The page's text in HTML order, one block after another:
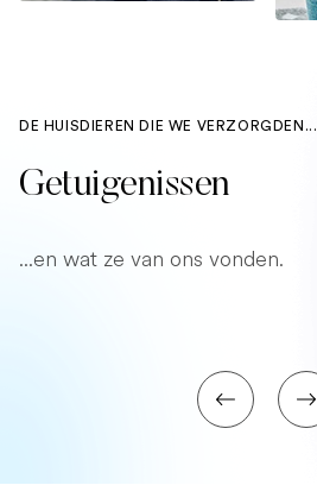
DE HUISDIEREN DIE WE VERZORGDEN...
Getuigenissen
...en wat ze van ons vonden.